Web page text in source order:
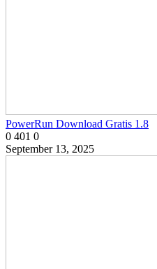
PowerRun Download Gratis 1.8
0 401 0
September 13, 2025